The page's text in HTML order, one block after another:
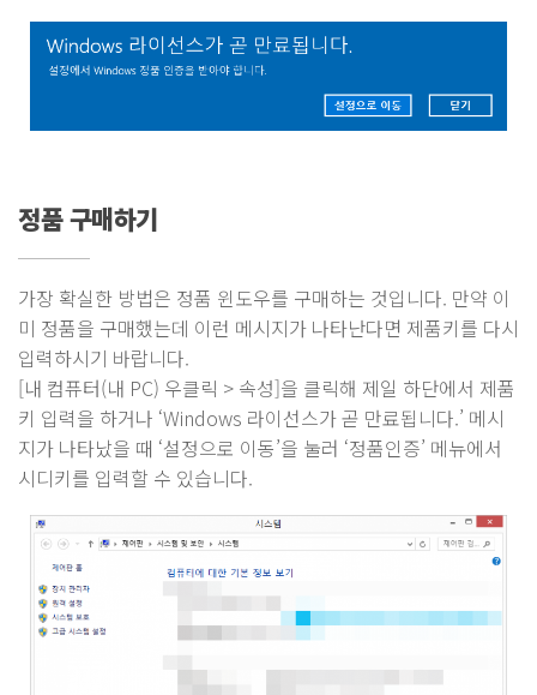
정품 구매하기
가장 확실한 방법은 정품 윈도우를 구매하는 것입니다. 만약 이
미 정품을 구매했는데 이런 메시지가 나타난다면 제품키를 다시
입력하시기 바랍니다.
[내 컴퓨터(내 PC) 우클릭 > 속성]을 클릭해 제일 하단에서 제품
키 입력을 하거나 ‘Windows 라이선스가 곧 만료됩니다.’ 메시
지가 나타났을 때 ‘설정으로 이동’을 눌러 ‘정품인증’ 메뉴에서
시디키를 입력할 수 있습니다.